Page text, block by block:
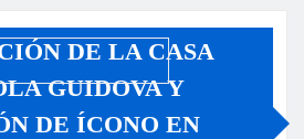
DE LA CASA
GUIDOVA Y
DE ÍCONO EN